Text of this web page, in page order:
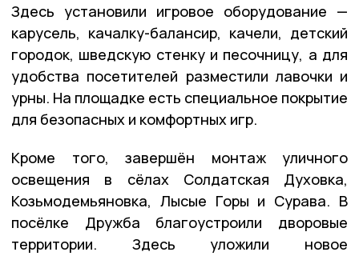
Здесь установили игровое оборудование —
карусель, качалку-балансир, качели, детский
городок, шведскую стенку и песочницу, а для
удобства посетителей разместили лавочки и
урны. На площадке есть специальное покрытие
для безопасных и комфортных игр.
Кроме того, завершён монтаж уличного
освещения в сёлах Солдатская Духовка,
Козьмодемьяновка, Лысые Горы и Сурава. В
посёлке Дружба благоустроили дворовые
территории. Здесь уложили новое